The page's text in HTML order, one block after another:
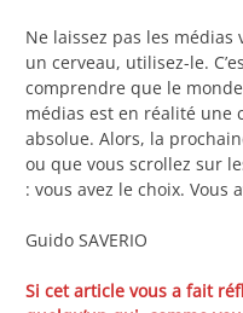
Ne laissez pas les médias
un cerveau, utilisez-le.
comprendre que le
médias est en réalité une
absolue. Alors, la
ou que vous scrollez sur
: vous avez le choix. Vous
Guido SAVERIO
Si cet article vous a fait